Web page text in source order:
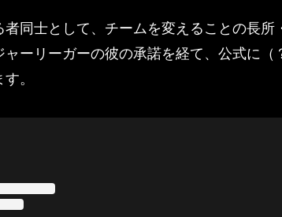
者同士として、チームを変えることの長
ャーリーガーの彼の承諾を経て、公式に
。